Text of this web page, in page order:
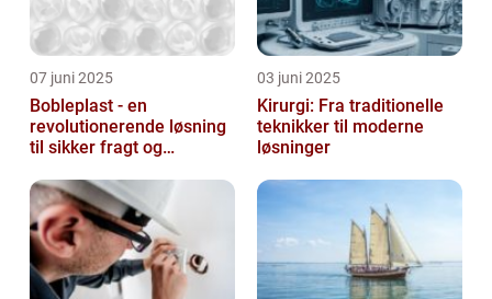
07 juni 2025
Bobleplast - en
revolutionerende løsning
til sikker fragt og
03 juni 2025
Kirurgi: Fra traditionelle
teknikker til moderne
løsninger